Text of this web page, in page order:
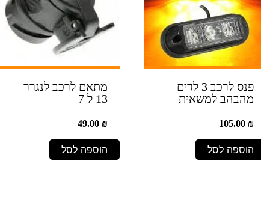
פנס לרכב 3 לדים
מהבהב למשאית
105.00 ₪
הוספה לסל
מתאם לרכב לנגרר
13 ל 7
49.00 ₪
הוספה לסל